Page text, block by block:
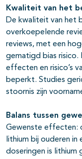
Kwaliteit van het
De kwaliteit van het
overkoepelende
reviews, met een
gematigd bias risico.
effecten en risico’s
beperkt. Studies
stoornis zijn
Balans tussen
Gewenste effecten:
lithium bij ouderen in
doseringen is lithium